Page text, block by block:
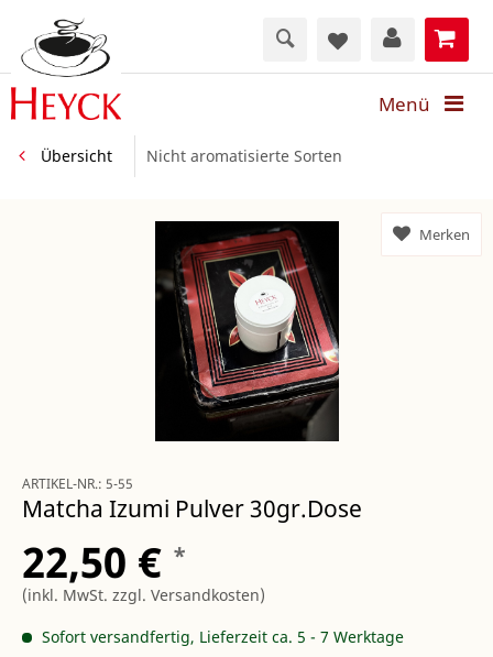
Menü
Übersicht Nicht aromatisierte Sorten
ARTIKEL-NR.: 5-55
Matcha Izumi Pulver 30gr.Dose
22,50 € *
(inkl. MwSt. zzgl. Versandkosten)
Sofort versandfertig, Lieferzeit ca. 5 - 7 Werktage
Merken